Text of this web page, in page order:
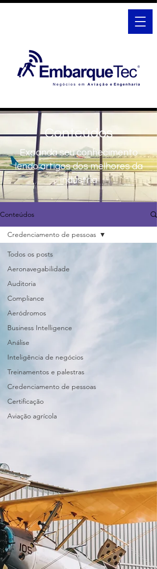
Conteúdos
Expanda seu conhecimento
lendo artigos dos melhores da
indústria
Conteúdos
Todos os posts
Aeronavegabilidade
Auditoria
Compliance
Aeródromos
Business Intelligence
Análise
Inteligência de negócios
Treinamentos e palestras
Credenciamento de pessoas
Certificação
Aviação agrícola
Credenciamento de pessoas